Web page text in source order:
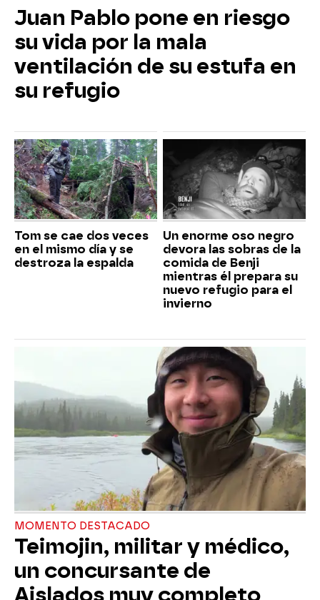
Juan Pablo pone en riesgo
su vida por la mala
ventilación de su estufa en
su refugio
Tom se cae dos veces
en el mismo día y se
destroza la espalda
Un enorme oso negro
devora las sobras de la
comida de Benji
mientras él prepara su
nuevo refugio para el
invierno
MOMENTO DESTACADO
Teimojin, militar y médico,
un concursante de
Aislados muy completo